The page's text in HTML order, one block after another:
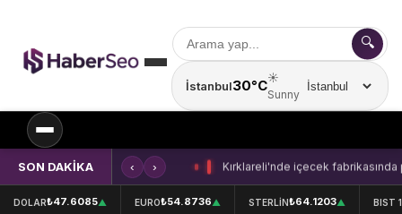
🔍
İstanbul30°C☀️
Sunny
Şehir seçin
SPOR
SON DAKİKA ‹ › Kırklareli'nde içecek fabrikasında
DOLAR₺47.6085▲ EURO₺54.8736▲ STERLİN₺64.1203▲ BIST